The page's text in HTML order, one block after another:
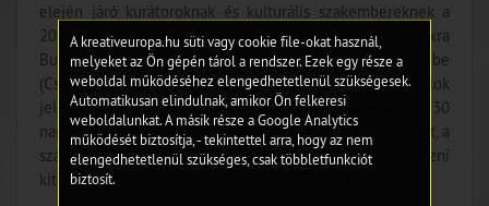
elején járó kurátoroknak és kulturális szakembereknek a
2025. november 17. és december 16. közötti időszakra
Budapestre, Dubrovnikba (Horvátország) és Lidicébe
(Csehország). Kiemelten várják hátrányos helyzetű fiatalok
jelentkezését. A kiválasztott jelentkezők számára a 30
napos rezidencia idejére biztosítják az irodai környezetet, a
szállást, valamint 1500 euró ösztöndíjat. Jelentkezni
kitöltött jelentkezési lappal és önéletrajzzal lehet.
A kreativeuropa.hu süti vagy cookie file-okat használ,
melyeket az Ön gépén tárol a rendszer. Ezek egy része a
weboldal működéséhez elengedhetetlenül szükségesek.
Automatikusan elindulnak, amikor Ön felkeresi
weboldalunkat. A másik része a Google Analytics
működését biztosítja, - tekintettel arra, hogy az nem
elengedhetetlenül szükséges, csak többletfunkciót
biztosít.